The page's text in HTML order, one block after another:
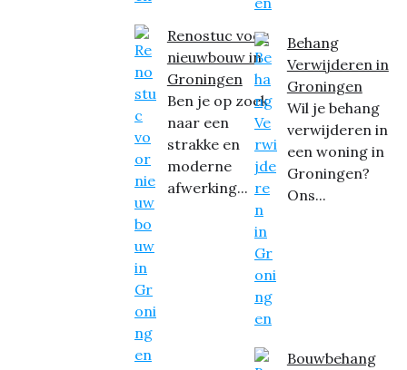
Renostuc voor
nieuwbouw in
Groningen
Ben je op zoek
naar een
strakke en
moderne
afwerking...
Behang
Verwijderen in
Groningen
Wil je behang
verwijderen in
een woning in
Groningen?
Ons...
Bouwbehang